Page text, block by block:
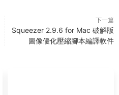
下一篇
Squeezer 2.9.6 for Mac 破解版
圖像優化壓縮腳本編譯軟件